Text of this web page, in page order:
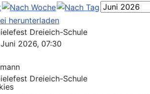
Dreieich-Schule
2026, 07:30
Dreieich-Schule